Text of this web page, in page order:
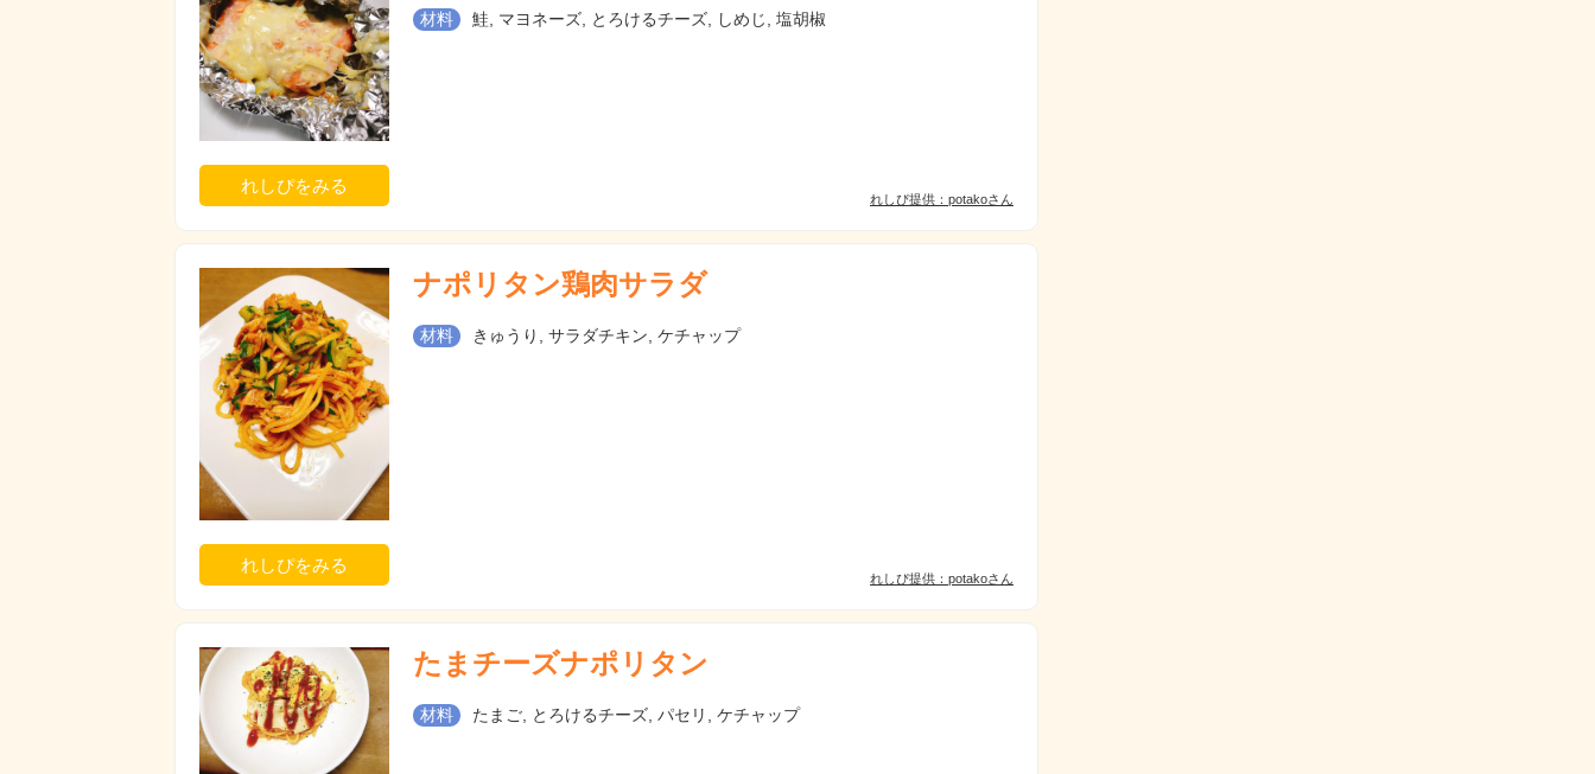
れしぴをみる
材料 鮭, マヨネーズ, とろけるチーズ, しめじ, 塩胡椒
れしぴ提供：potakoさん
れしぴをみる
ナポリタン鶏肉サラダ
材料 きゅうり, サラダチキン, ケチャップ
れしぴ提供：potakoさん
たまチーズナポリタン
材料 たまご, とろけるチーズ, パセリ, ケチャップ